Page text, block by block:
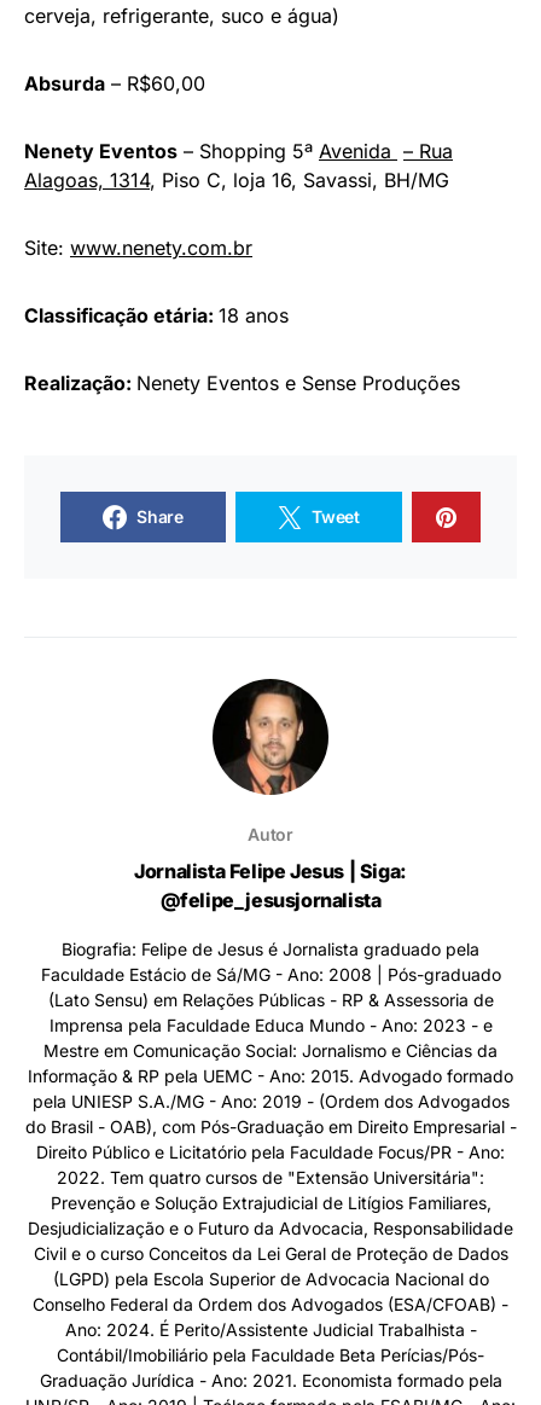
cerveja, refrigerante, suco e água)
Absurda – R$60,00
Nenety Eventos – Shopping 5ª Avenida – Rua
Alagoas, 1314, Piso C, loja 16, Savassi, BH/MG
Site: www.nenety.com.br
Classificação etária: 18 anos
Realização: Nenety Eventos e Sense Produções
Share Tweet
Autor
Jornalista Felipe Jesus | Siga:
@felipe_jesusjornalista
Biografia: Felipe de Jesus é Jornalista graduado pela
Faculdade Estácio de Sá/MG - Ano: 2008 | Pós-graduado
(Lato Sensu) em Relações Públicas - RP & Assessoria de
Imprensa pela Faculdade Educa Mundo - Ano: 2023 - e
Mestre em Comunicação Social: Jornalismo e Ciências da
Informação & RP pela UEMC - Ano: 2015. Advogado formado
pela UNIESP S.A./MG - Ano: 2019 - (Ordem dos Advogados
do Brasil - OAB), com Pós-Graduação em Direito Empresarial -
Direito Público e Licitatório pela Faculdade Focus/PR - Ano:
2022. Tem quatro cursos de "Extensão Universitária":
Prevenção e Solução Extrajudicial de Litígios Familiares,
Desjudicialização e o Futuro da Advocacia, Responsabilidade
Civil e o curso Conceitos da Lei Geral de Proteção de Dados
(LGPD) pela Escola Superior de Advocacia Nacional do
Conselho Federal da Ordem dos Advogados (ESA/CFOAB) -
Ano: 2024. É Perito/Assistente Judicial Trabalhista -
Contábil/Imobiliário pela Faculdade Beta Perícias/Pós-
Graduação Jurídica - Ano: 2021. Economista formado pela